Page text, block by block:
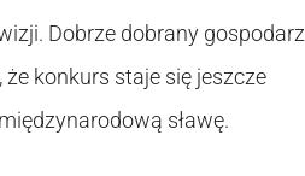
Dobrze dobrany gospodarz
konkurs staje się jeszcze
sławę.